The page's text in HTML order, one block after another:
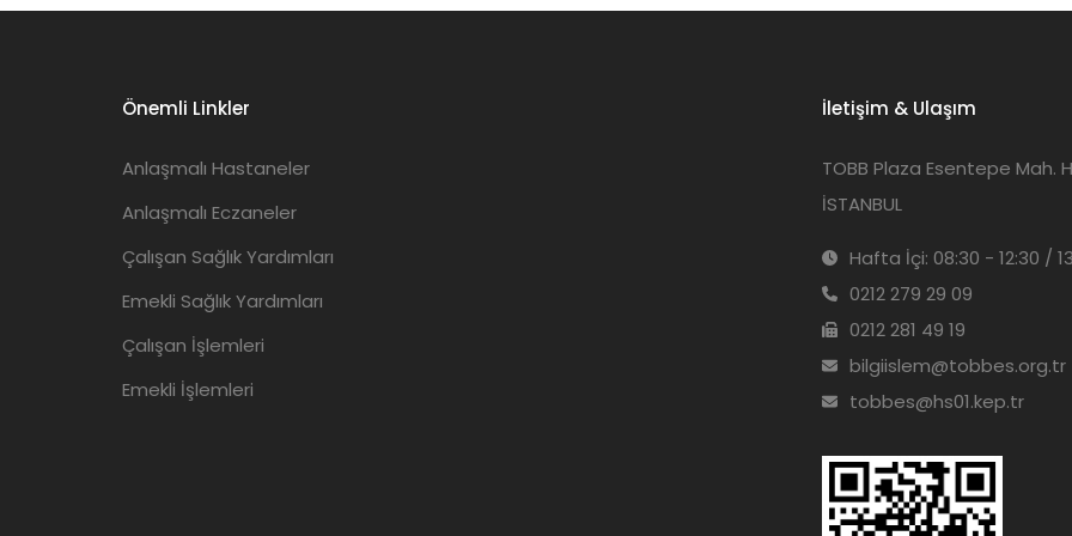
Önemli Linkler
Anlaşmalı Hastaneler
Anlaşmalı Eczaneler
Çalışan Sağlık Yardımları
Emekli Sağlık Yardımları
Çalışan İşlemleri
Emekli İşlemleri
İletişim & Ulaşım
TOBB Plaza Esentepe Mah.
İSTANBUL
Hafta İçi: 08:30 - 12:30 /
0212 279 29 09
0212 281 49 19
bilgiislem@tobbes.org.tr
tobbes@hs01.kep.tr